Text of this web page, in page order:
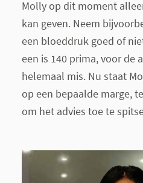
Molly op dit moment
kan geven. Neem
een bloeddruk goed of
een is 140 prima, voor de
helemaal mis. Nu staat
op een bepaalde marge,
om het advies toe te